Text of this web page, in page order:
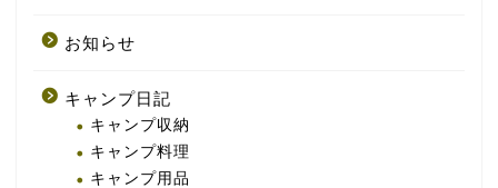
お知らせ
キャンプ日記
キャンプ収納
キャンプ料理
キャンプ用品